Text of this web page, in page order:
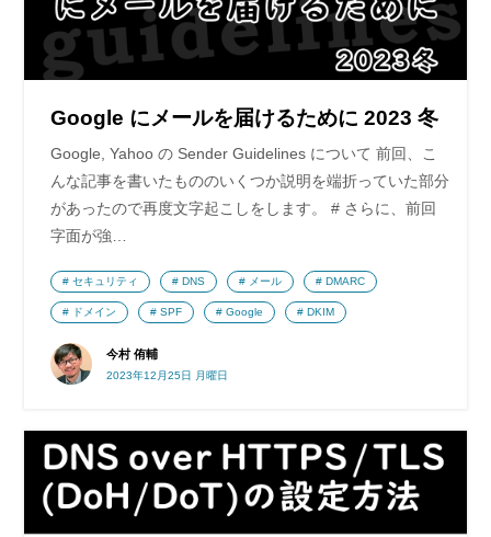
Google にメールを届けるために 2023 冬
Google, Yahoo の Sender Guidelines について 前回、こ
んな記事を書いたもののいくつか説明を端折っていた部分
があったので再度文字起こしをします。 # さらに、前回
字面が強…
今村 侑輔
2023年12月25日 月曜日
セキュリティ DNS メール DMARC
ドメイン SPF Google DKIM